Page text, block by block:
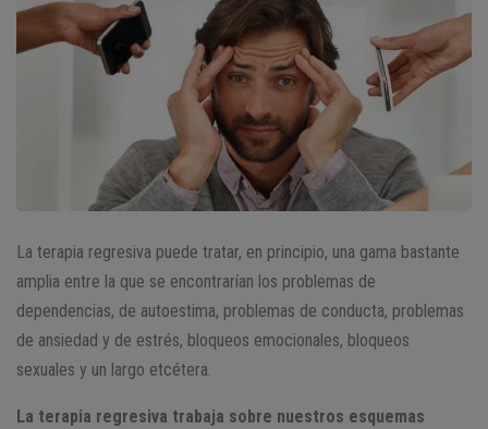
La terapia regresiva puede tratar, en principio, una gama bastante
amplia entre la que se encontrarían los problemas de
dependencias, de autoestima, problemas de conducta, problemas
de ansiedad y de estrés, bloqueos emocionales, bloqueos
sexuales y un largo etcétera.
La terapia regresiva trabaja sobre nuestros esquemas